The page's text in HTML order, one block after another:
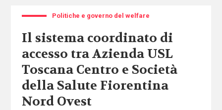
Politiche e governo del welfare
Il sistema coordinato di
accesso tra Azienda USL
Toscana Centro e Società
della Salute Fiorentina
Nord Ovest